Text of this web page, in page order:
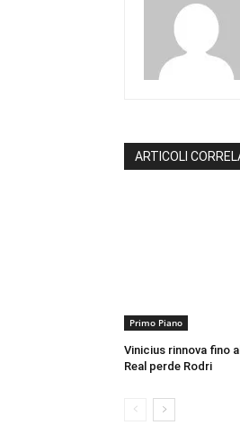
ARTICOLI
Primo Piano
Vinicius rinnova fino
Real perde Rodri